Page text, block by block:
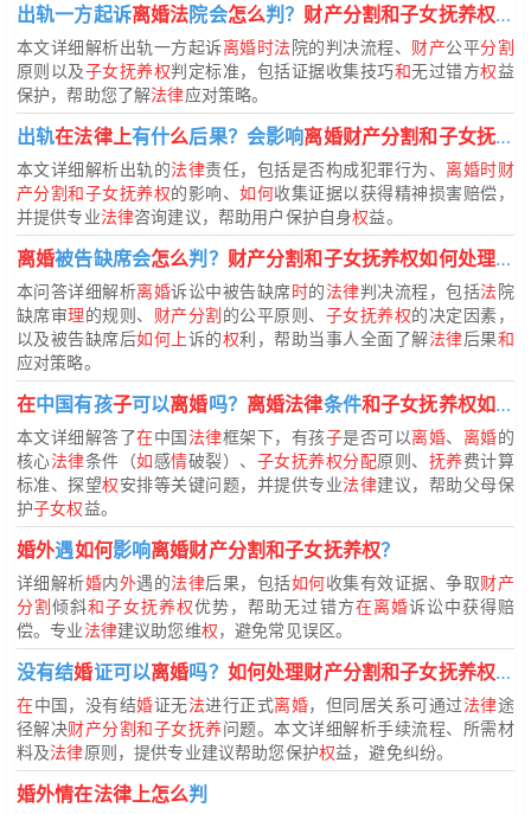
出轨一方起诉离婚法院会怎么判？ 财产分割和子女抚养权如何分配
本文详细解析出轨一方起诉离婚时法院的判决流程、 财产公平分割
原则以及子女抚养权判定标准，包括证据收集技巧和无过错方权益
保护，帮助您了解法律应对策略。
出轨在法律上有什么后果？会影响离婚财产分割和子女抚养权
本文详细解析出轨的法律责任，包括是否构成犯罪行为、 离婚时财
产分割和子女抚养权的影响、如何收集证据以获得精神损害赔偿，
并提供专业法律咨询建议，帮助用户保护自身权益。
离婚被告缺席会怎么判？ 财产分割和子女抚养权如何处理？
本问答详细解析离婚诉讼中被告缺席时的法律判决流程，包括法院
缺席审理的规则、 财产分割的公平原则、 子女抚养权的决定因素，
以及被告缺席后如何上诉的权利，帮助当事人全面了解法律后果和
应对策略。
在中国有孩子可以离婚吗？ 离婚法律条件和子女抚养权如何分配
本文详细解答了在中国法律框架下，有孩子是否可以离婚、 离婚的
核心法律条件（如感情破裂）、 子女抚养权分配原则、 抚养费计算
标准、探望权安排等关键问题，并提供专业法律建议，帮助父母保
护子女权益。
婚外遇如何影响离婚财产分割和子女抚养权？
详细解析婚内外遇的法律后果，包括如何收集有效证据、争取财产
分割倾斜和子女抚养权优势，帮助无过错方在离婚诉讼中获得赔
偿。专业法律建议助您维权，避免常见误区。
没有结婚证可以离婚吗？ 如何处理财产分割和子女抚养权？
在中国，没有结婚证无法进行正式离婚，但同居关系可通过法律途
径解决财产分割和子女抚养问题。本文详细解析手续流程、所需材
料及法律原则，提供专业建议帮助您保护权益，避免纠纷。
婚外情在法律上怎么判